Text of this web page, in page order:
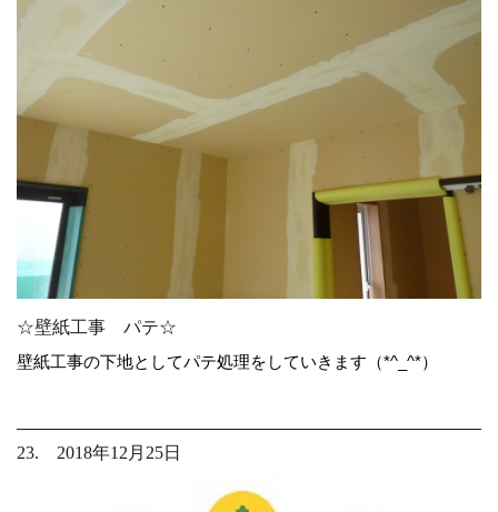
☆壁紙工事 パテ☆
壁紙工事の下地としてパテ処理をしていきます（*^_^*）
23. 2018年12月25日